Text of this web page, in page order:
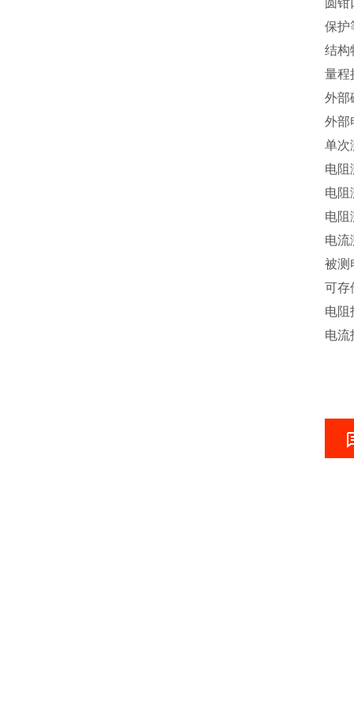
圆钳
保护
结构
量程
外部
外部
单次
电阻
电阻
电阻
电流
被测
可存
电阻
电流